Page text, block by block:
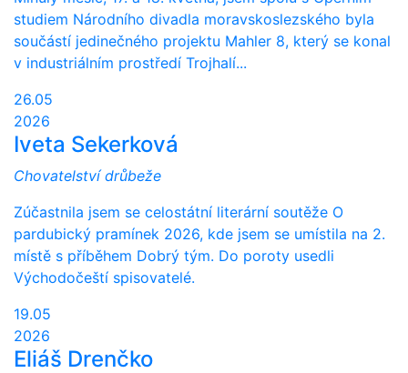
studiem Národního divadla moravskoslezského byla
součástí jedinečného projektu Mahler 8, který se konal
v industriálním prostředí Trojhalí...
26.05
2026
Iveta Sekerková
Chovatelství drůbeže
Zúčastnila jsem se celostátní literární soutěže O
pardubický pramínek 2026, kde jsem se umístila na 2.
místě s příběhem Dobrý tým. Do poroty usedli
Východočeští spisovatelé.
19.05
2026
Eliáš Drenčko